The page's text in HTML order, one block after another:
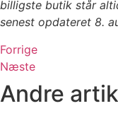
billigste butik står
senest opdateret 8.
Forrige
Næste
Andre